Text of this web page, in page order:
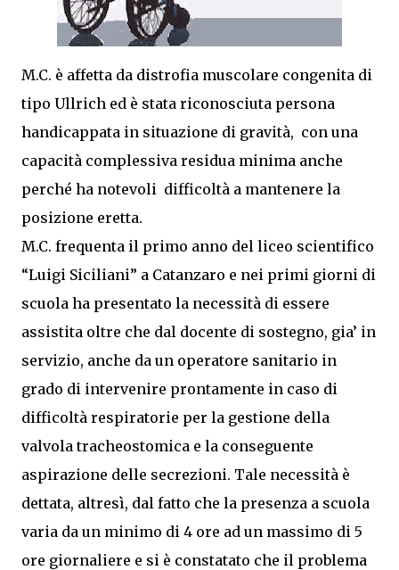
M.C. è affetta da distrofia muscolare congenita di
tipo Ullrich ed è stata riconosciuta persona
handicappata in situazione di gravità, con una
capacità complessiva residua minima anche
perché ha notevoli difficoltà a mantenere la
posizione eretta.
M.C. frequenta il primo anno del liceo scientifico
“Luigi Siciliani” a Catanzaro e nei primi giorni di
scuola ha presentato la necessità di essere
assistita oltre che dal docente di sostegno, gia’ in
servizio, anche da un operatore sanitario in
grado di intervenire prontamente in caso di
difficoltà respiratorie per la gestione della
valvola tracheostomica e la conseguente
aspirazione delle secrezioni. Tale necessità è
dettata, altresì, dal fatto che la presenza a scuola
varia da un minimo di 4 ore ad un massimo di 5
ore giornaliere e si è constatato che il problema